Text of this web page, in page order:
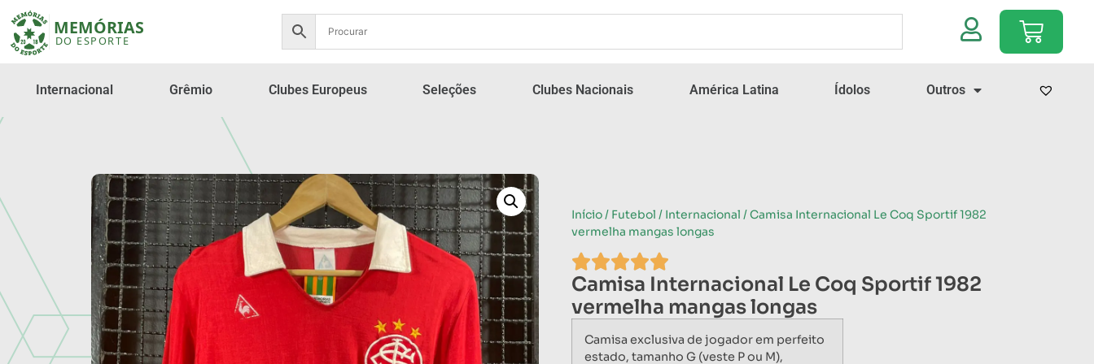
Internacional Grêmio Clubes Europeus Seleções Clubes Nacionais América Latina Ídolos Outros
Início/ Futebol / Internacional / Camisa Internacional Le Coq Sportif 1982
vermelha mangas longas
Camisa Internacional Le Coq Sportif 1982
vermelha mangas longas
Camisa exclusiva de jogador em perfeito
estado, tamanho G (veste P ou M),